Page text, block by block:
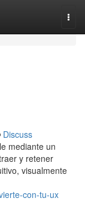
Discuss
mediante un
y retener
visualmente
con-tu-ux